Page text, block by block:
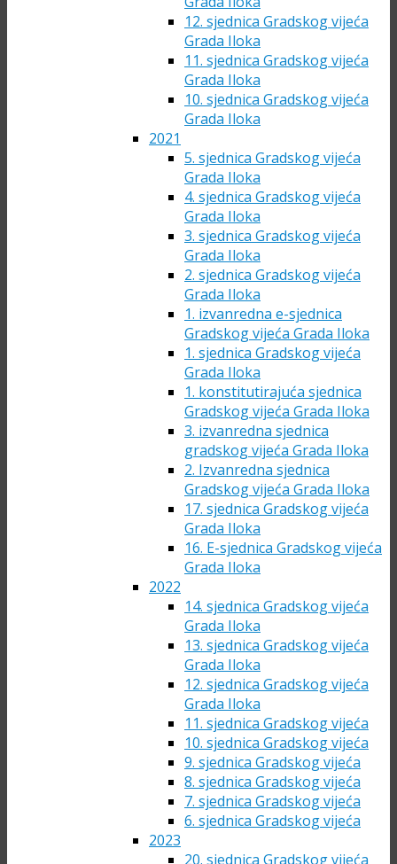
12. sjednica Gradskog vijeća
Grada Iloka
11. sjednica Gradskog vijeća
Grada Iloka
10. sjednica Gradskog vijeća
Grada Iloka
2021
5. sjednica Gradskog vijeća
Grada Iloka
4. sjednica Gradskog vijeća
Grada Iloka
3. sjednica Gradskog vijeća
Grada Iloka
2. sjednica Gradskog vijeća
Grada Iloka
1. izvanredna e-sjednica
Gradskog vijeća Grada Iloka
1. sjednica Gradskog vijeća
Grada Iloka
1. konstitutirajuća sjednica
Gradskog vijeća Grada Iloka
3. izvanredna sjednica
gradskog vijeća Grada Iloka
2. Izvanredna sjednica
Gradskog vijeća Grada Iloka
17. sjednica Gradskog vijeća
Grada Iloka
16. E-sjednica Gradskog vijeća
Grada Iloka
2022
14. sjednica Gradskog vijeća
Grada Iloka
13. sjednica Gradskog vijeća
Grada Iloka
12. sjednica Gradskog vijeća
Grada Iloka
11. sjednica Gradskog vijeća
10. sjednica Gradskog vijeća
9. sjednica Gradskog vijeća
8. sjednica Gradskog vijeća
7. sjednica Gradskog vijeća
6. sjednica Gradskog vijeća
2023
20. sjednica Gradskog vijeća